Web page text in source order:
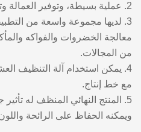
2. عملية بسيطة، وتوفير العمالة وتكلفة الوقت.
3. لديها مجموعة واسعة من
معالجة الخضروات والفواكه
من المجالات.
4. يمكن استخدام آلة التنظيف
مع خط إنتاج.
5. المنتج النهائي المنظف له
ويمكنه الحفاظ على الرائحة